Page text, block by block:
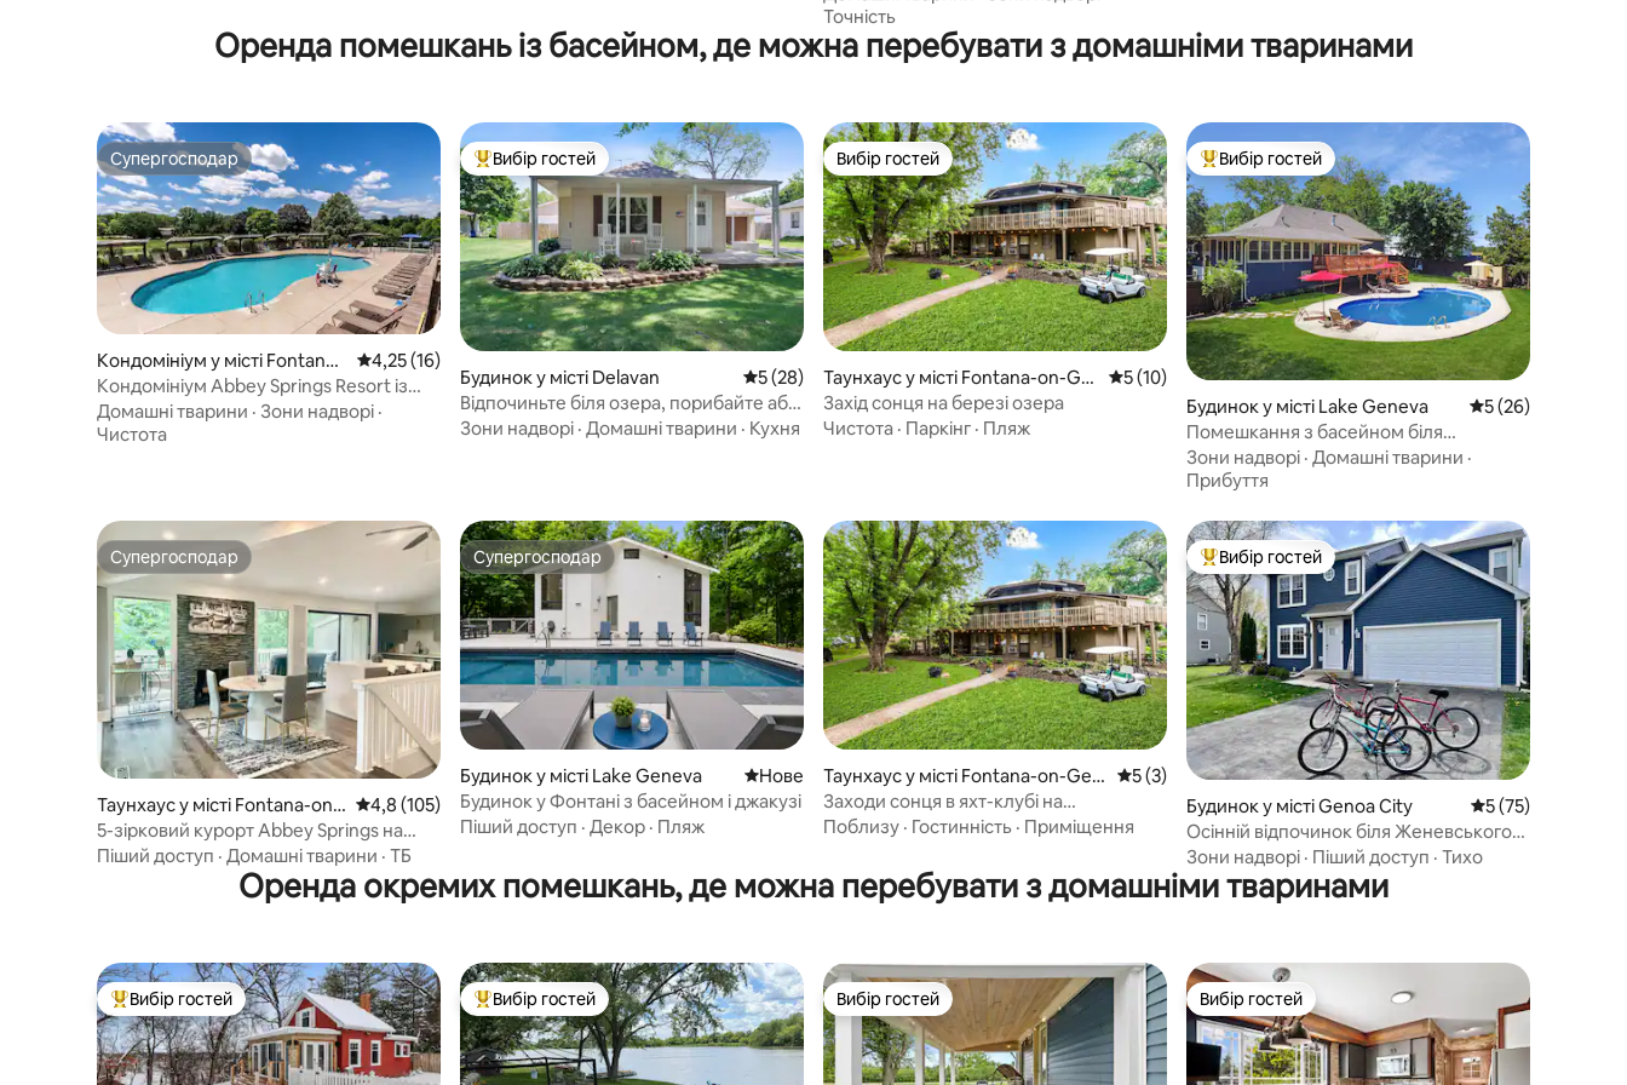
Точність
Оренда помешкань із басейном, де можна перебувати з домашніми тваринами
Супергосподар
Супергосподар
Кондомініум у місті Fontana-
on-Geneva Lake
Середня оцінка: 4,25 з 5, відгуки: 16
4,25 (16)
Кондомініум Abbey Springs Resort із
гольф-каром
Домашні тварини · Зони надворі ·
Чистота
Топ вибір гостей
Вибір гостей
Будинок у місті Delavan Середня оцінка: 5 з 5, відгуки: 28
5 (28)
Відпочиньте біля озера, порибайте або
пограйте в гольф!
Зони надворі · Домашні тварини · Кухня
Вибір гостей
Вибір гостей
Таунхаус у місті Fontana-on-Ge
neva Lake
Середня оцінка: 5 з 5, відгуки: 10
5 (10)
Захід сонця на березі озера
Чистота · Паркінг · Пляж
Топ вибір гостей
Вибір гостей
Будинок у місті Lake Geneva Середня оцінка: 5
5 (26)
Помешкання з басейном біля
Женевського озера!
Зони надворі · Домашні тварини ·
Прибуття
Супергосподар
Супергосподар
Таунхаус у місті Fontana-on-
Geneva Lake
Середня оцінка: 4,8 з 5, відгуки: 105
4,8 (105)
5-зірковий курорт Abbey Springs на
Женевському озері
Піший доступ · Домашні тварини · ТБ
Супергосподар
Супергосподар
Будинок у місті Lake Geneva Нове місце для розміщення
Нове
Будинок у Фонтані з басейном і джакузі
Піший доступ · Декор · Пляж
Таунхаус у місті Fontana-on-Gen
eva Lake
Середня оцінка: 5 з 5, відгуки: 3
5 (3)
Заходи сонця в яхт-клубі на
Женевському озері
Поблизу · Гостинність · Приміщення
Топ вибір гостей
Вибір гостей
Будинок у місті Genoa City Середня оцінка: 5
5 (75)
Осінній відпочинок біля Женевського
озера та яблуневих садів
Зони надворі · Піший доступ · Тихо
Оренда окремих помешкань, де можна перебувати з домашніми тваринами
Топ вибір гостей
Вибір гостей Топ вибір гостей
Вибір гостей Вибір гостей
Вибір гостей Вибір гостей
Вибір гостей